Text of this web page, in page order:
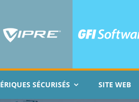
SÉCURISÉS SITE WEB